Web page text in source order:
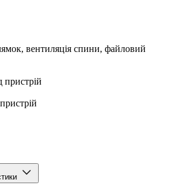
вентиляція спини, файловий